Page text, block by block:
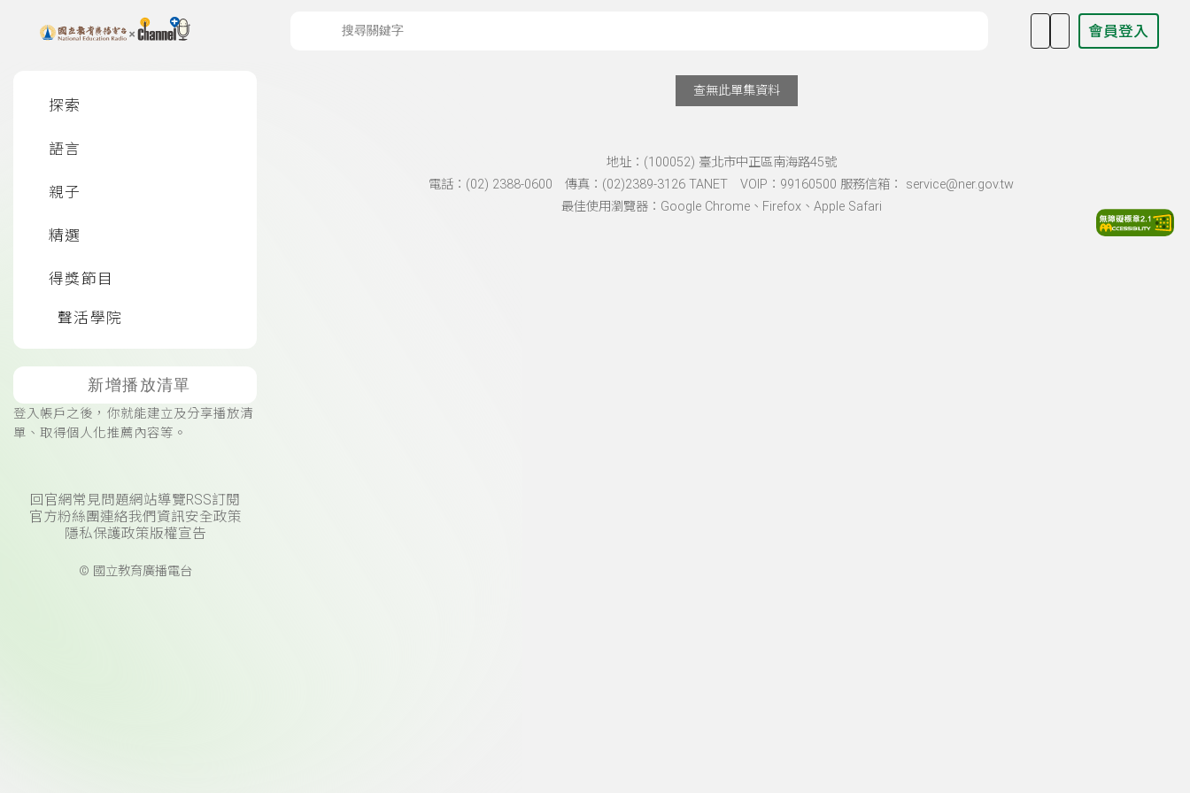
上方功能區塊 會員登入
探索
語言
親子
精選
得獎節目
聲活學院
新增播放清單
登入帳戶之後，你就能建立及分享播放清
單、取得個人化推薦內容等。
回官網常見問題網站導覽RSS訂閱
官方粉絲團連絡我們 資訊安全政策
隱私保護政策版權宣告
© 國立教育廣播電台
查無此單集資料
地址：(100052) 臺北市中正區南海路45號
電話：(02) 2388-0600 傳真：(02)2389-3126 TANET VOIP：99160500 服務信箱： service@ner.gov.tw
最佳使用瀏覽器：Google Chrome、Firefox、Apple Safari